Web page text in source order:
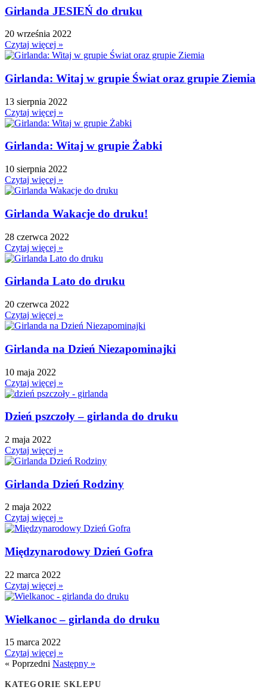
Girlanda JESIEŃ do druku
20 września 2022
Czytaj więcej »
Girlanda: Witaj w grupie Świat oraz grupie Ziemia
13 sierpnia 2022
Czytaj więcej »
Girlanda: Witaj w grupie Żabki
10 sierpnia 2022
Czytaj więcej »
Girlanda Wakacje do druku!
28 czerwca 2022
Czytaj więcej »
Girlanda Lato do druku
20 czerwca 2022
Czytaj więcej »
Girlanda na Dzień Niezapominajki
10 maja 2022
Czytaj więcej »
Dzień pszczoły – girlanda do druku
2 maja 2022
Czytaj więcej »
Girlanda Dzień Rodziny
2 maja 2022
Czytaj więcej »
Międzynarodowy Dzień Gofra
22 marca 2022
Czytaj więcej »
Wielkanoc – girlanda do druku
15 marca 2022
Czytaj więcej »
« Poprzedni Następny »
KATEGORIE SKLEPU